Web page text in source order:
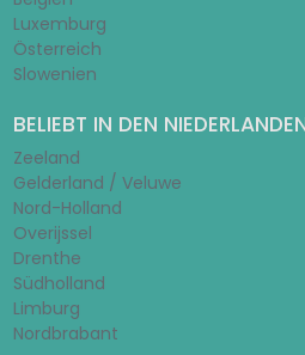
Luxemburg
Österreich
Slowenien
BELIEBT IN DEN
Zeeland
Gelderland / Veluwe
Nord-Holland
Overijssel
Drenthe
Südholland
Limburg
Nordbrabant